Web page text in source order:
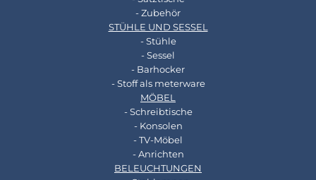
- Zubehör
STÜHLE UND SESSEL
- Stühle
- Sessel
- Barhocker
- Stoff als meterware
MÖBEL
- Schreibtische
- Konsolen
- TV-Möbel
- Anrichten
BELEUCHTUNGEN